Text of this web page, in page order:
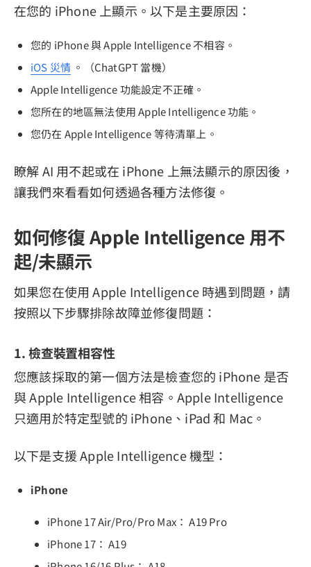
在您的 iPhone 上顯示。以下是主要原因：
您的 iPhone 與 Apple Intelligence 不相容。
iOS 災情 。（ChatGPT 當機）
Apple Intelligence 功能設定不正確。
您所在的地區無法使用 Apple Intelligence 功能。
您仍在 Apple Intelligence 等待清單上。
瞭解 AI 用不起或在 iPhone 上無法顯示的原因後，
讓我們來看看如何透過各種方法修復。
如何修復 Apple Intelligence 用不
起/未顯示
如果您在使用 Apple Intelligence 時遇到問題，請
按照以下步驟排除故障並修復問題：
1. 檢查裝置相容性
您應該採取的第一個方法是檢查您的 iPhone 是否
與 Apple Intelligence 相容。Apple Intelligence
只適用於特定型號的 iPhone、iPad 和 Mac。
以下是支援 Apple Intelligence 機型：
iPhone
iPhone 17 Air/Pro/Pro Max： A19 Pro
iPhone 17： A19